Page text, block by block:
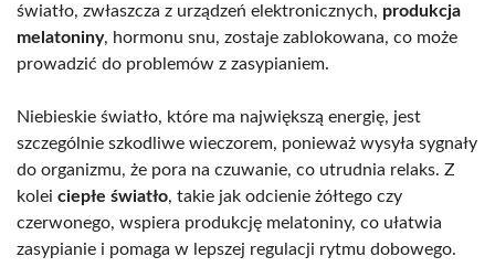
światło, zwłaszcza z urządzeń elektronicznych, produkcja
melatoniny, hormonu snu, zostaje zablokowana, co może
prowadzić do problemów z zasypianiem.
Niebieskie światło, które ma największą energię, jest
szczególnie szkodliwe wieczorem, ponieważ wysyła sygnały
do organizmu, że pora na czuwanie, co utrudnia relaks. Z
kolei ciepłe światło, takie jak odcienie żółtego czy
czerwonego, wspiera produkcję melatoniny, co ułatwia
zasypianie i pomaga w lepszej regulacji rytmu dobowego.